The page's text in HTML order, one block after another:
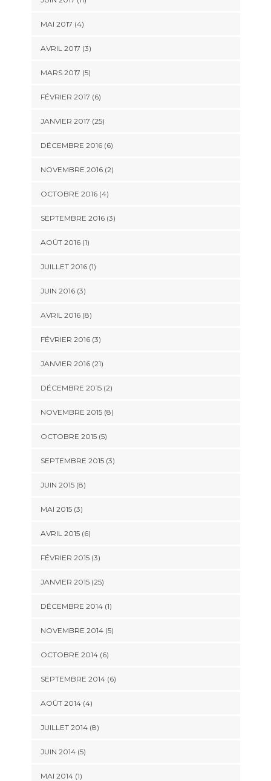
MAI 2017 (4)
AVRIL 2017 (3)
MARS 2017 (5)
FÉVRIER 2017 (6)
JANVIER 2017 (25)
DÉCEMBRE 2016 (6)
NOVEMBRE 2016 (2)
OCTOBRE 2016 (4)
SEPTEMBRE 2016 (3)
AOÛT 2016 (1)
JUILLET 2016 (1)
JUIN 2016 (3)
AVRIL 2016 (8)
FÉVRIER 2016 (3)
JANVIER 2016 (21)
DÉCEMBRE 2015 (2)
NOVEMBRE 2015 (8)
OCTOBRE 2015 (5)
SEPTEMBRE 2015 (3)
JUIN 2015 (8)
MAI 2015 (3)
AVRIL 2015 (6)
FÉVRIER 2015 (3)
JANVIER 2015 (25)
DÉCEMBRE 2014 (1)
NOVEMBRE 2014 (5)
OCTOBRE 2014 (6)
SEPTEMBRE 2014 (6)
AOÛT 2014 (4)
JUILLET 2014 (8)
JUIN 2014 (5)
MAI 2014 (1)